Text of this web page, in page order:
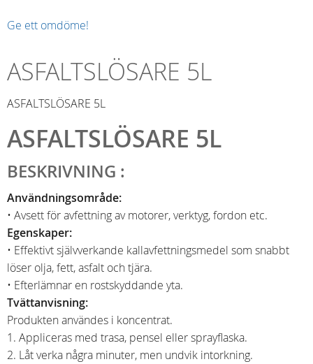
Ge ett omdöme!
ASFALTSLÖSARE 5L
ASFALTSLÖSARE 5L
ASFALTSLÖSARE 5L
BESKRIVNING :
Användningsområde:
• Avsett för avfettning av motorer, verktyg, fordon etc.
Egenskaper:
• Effektivt självverkande kallavfettningsmedel som snabbt
löser olja, fett, asfalt och tjära.
• Efterlämnar en rostskyddande yta.
Tvättanvisning:
Produkten användes i koncentrat.
1. Appliceras med trasa, pensel eller sprayflaska.
2. Låt verka några minuter, men undvik intorkning.